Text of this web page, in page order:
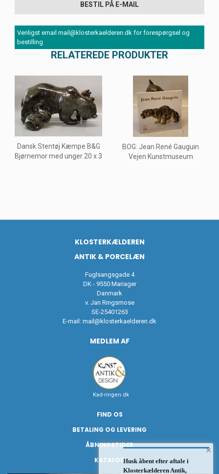
BESTIL PÅ E-MAIL
Venligst email mail@klosterkaelderen.dk for forespørgsel og
bestilling
RELATEREDE PRODUKTER
Dansk Stentøj Kæmpe B&G
Bjørnemor med unger 20 x 3
BOG: Jean René Gauguin
Vejen Kunstmuseum
KLOSTERKÆLDEREN
ANTIK & PORCELÆN
Fuglsangsgade 4
DK - 9550 Mariager
Danmark
v. Jan Ringsmose
SE-25401263
E-mail: mail@klosterkaelderen.dk
MEDLEM AF
Kad-ringen.dk
FIND OS
BETALING OG LEVERING
ÅBNINGSTIDER
KATALOG
×
Husk åbent efter aftale i
Klosterkælderen Antik,